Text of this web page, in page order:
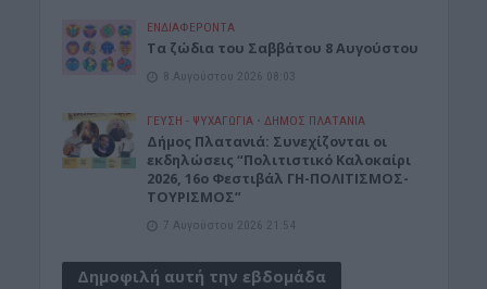
ΕΝΔΙΑΦΕΡΟΝΤΑ
Tα ζώδια του Σαββάτου 8 Αυγούστου
8 Αυγούστου 2026 08:03
ΓΕΎΣΗ - ΨΥΧΑΓΩΓΊΑ • ΔΉΜΟΣ ΠΛΑΤΑΝΙΆ
Δήμος Πλατανιά: Συνεχίζονται οι
εκδηλώσεις “Πολιτιστικό Καλοκαίρι
2026, 16ο Φεστιβάλ ΓΗ-ΠΟΛΙΤΙΣΜΟΣ-
ΤΟΥΡΙΣΜΟΣ”
7 Αυγούστου 2026 21:54
Δημοφιλή αυτή την εβδομάδα